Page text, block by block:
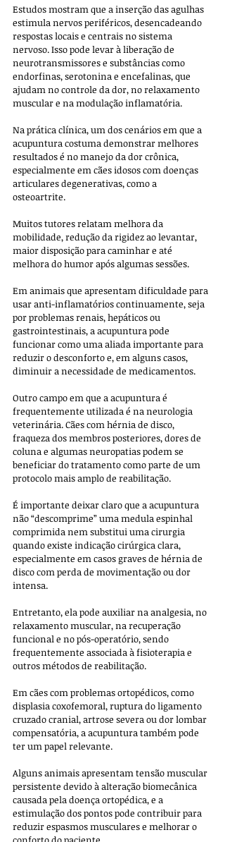
Estudos mostram que a inserção das agulhas
estimula nervos periféricos, desencadeando
respostas locais e centrais no sistema
nervoso. Isso pode levar à liberação de
neurotransmissores e substâncias como
endorfinas, serotonina e encefalinas, que
ajudam no controle da dor, no relaxamento
muscular e na modulação inflamatória.
Na prática clínica, um dos cenários em que a
acupuntura costuma demonstrar melhores
resultados é no manejo da dor crônica,
especialmente em cães idosos com doenças
articulares degenerativas, como a
osteoartrite.
Muitos tutores relatam melhora da
mobilidade, redução da rigidez ao levantar,
maior disposição para caminhar e até
melhora do humor após algumas sessões.
Em animais que apresentam dificuldade para
usar anti-inflamatórios continuamente, seja
por problemas renais, hepáticos ou
gastrointestinais, a acupuntura pode
funcionar como uma aliada importante para
reduzir o desconforto e, em alguns casos,
diminuir a necessidade de medicamentos.
Outro campo em que a acupuntura é
frequentemente utilizada é na neurologia
veterinária. Cães com hérnia de disco,
fraqueza dos membros posteriores, dores de
coluna e algumas neuropatias podem se
beneficiar do tratamento como parte de um
protocolo mais amplo de reabilitação.
É importante deixar claro que a acupuntura
não “descomprime” uma medula espinhal
comprimida nem substitui uma cirurgia
quando existe indicação cirúrgica clara,
especialmente em casos graves de hérnia de
disco com perda de movimentação ou dor
intensa.
Entretanto, ela pode auxiliar na analgesia, no
relaxamento muscular, na recuperação
funcional e no pós-operatório, sendo
frequentemente associada à fisioterapia e
outros métodos de reabilitação.
Em cães com problemas ortopédicos, como
displasia coxofemoral, ruptura do ligamento
cruzado cranial, artrose severa ou dor lombar
compensatória, a acupuntura também pode
ter um papel relevante.
Alguns animais apresentam tensão muscular
persistente devido à alteração biomecânica
causada pela doença ortopédica, e a
estimulação dos pontos pode contribuir para
reduzir espasmos musculares e melhorar o